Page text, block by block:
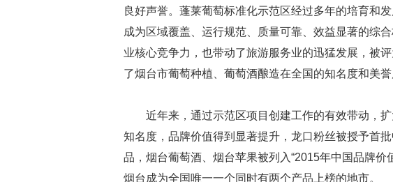
良好声誉。蓬莱葡萄标准化示范区经过多年的培育和
成为区域覆盖、运行规范、质量可靠、效益显著的综
业核心竞争力，也带动了旅游服务业的迅猛发展，被
了烟台市葡萄种植、葡萄酒酿造在全国的知名度和美誉
近年来，通过示范区项目创建工作的有效带动，
知名度，品牌价值得到显著提升，龙口粉丝被授予首
品，烟台葡萄酒、烟台苹果被列入“2015年中国品牌
烟台成为全国唯一一个同时有两个产品上榜的地市。